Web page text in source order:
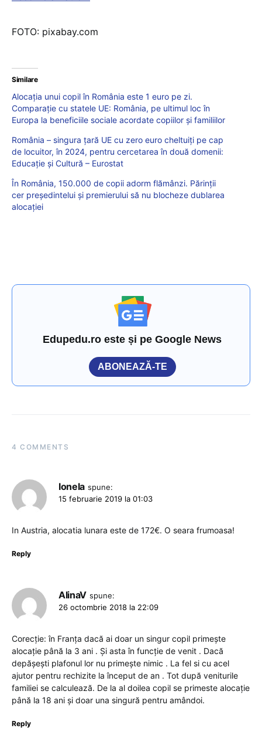
FOTO: pixabay.com
Similare
Alocația unui copil în România este 1 euro pe zi.
Comparație cu statele UE: România, pe ultimul loc în
Europa la beneficiile sociale acordate copiilor și familiilor
România – singura țară UE cu zero euro cheltuiți pe cap
de locuitor, în 2024, pentru cercetarea în două domenii:
Educație și Cultură – Eurostat
În România, 150.000 de copii adorm flămânzi. Părinții
cer președintelui și premierului să nu blocheze dublarea
alocației
Edupedu.ro este și pe Google News
ABONEAZĂ-TE
4 COMMENTS
Ionela spune:
15 februarie 2019 la 01:03
In Austria, alocatia lunara este de 172€. O seara frumoasa!
Reply
AlinaV spune:
26 octombrie 2018 la 22:09
Corecție: în Franța dacă ai doar un singur copil primește
alocație până la 3 ani . Și asta în funcție de venit . Dacă
depășești plafonul lor nu primește nimic . La fel si cu acel
ajutor pentru rechizite la început de an . Tot după veniturile
familiei se calculează. De la al doilea copil se primeste alocație
până la 18 ani și doar una singură pentru amândoi.
Reply